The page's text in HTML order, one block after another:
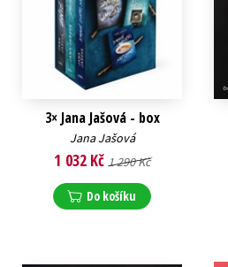
3× Jana Jašová - box
Jana Jašová
1 032 Kč 1 290 Kč
Do košíku